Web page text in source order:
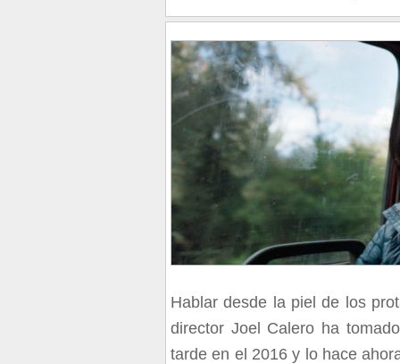
Hablar desde la piel de los
director Joel Calero ha
tarde en el 2016 y lo hace